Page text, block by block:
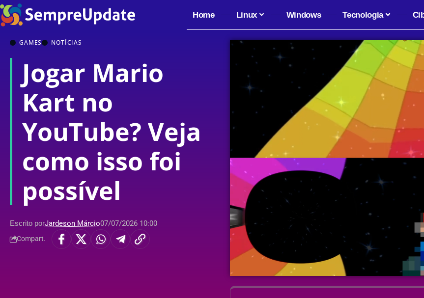
Home Linux Windows Tecnologia
GAMES NOTÍCIAS
Jogar Mario
Kart no
YouTube? Veja
como isso foi
possível
Escrito porJardeson Márcio07/07/2026 10:00
Compart.